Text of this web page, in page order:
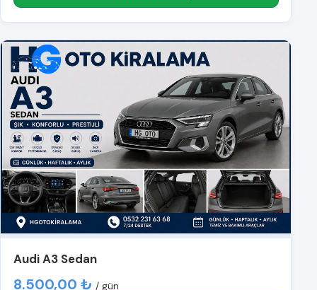
Audi A3 Sedan
8.500,00 ₺ / gün